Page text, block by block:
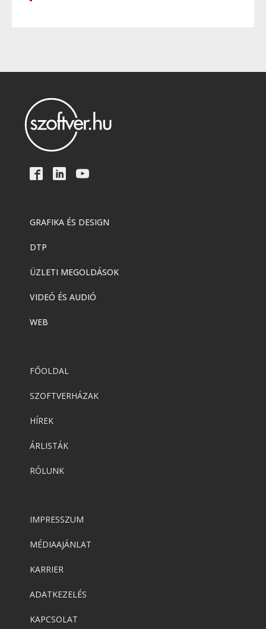
GRAFIKA ÉS DESIGN
DTP
ÜZLETI MEGOLDÁSOK
VIDEÓ ÉS AUDIÓ
WEB
FŐOLDAL
SZOFTVERHÁZAK
HÍREK
ÁRLISTÁK
RÓLUNK
IMPRESSZUM
MÉDIAAJÁNLAT
KARRIER
ADATKEZELÉS
KAPCSOLAT